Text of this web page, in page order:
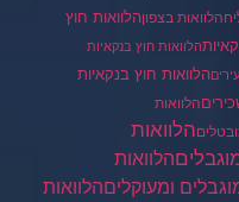
הלוואות בצפוןהלוואות חוץ
הלוואות חוץ בנקאיות
הלוואות חוץ בנקאיות
הלוואות
הלוואות
הלוואות
ומעוקליםהלוואות